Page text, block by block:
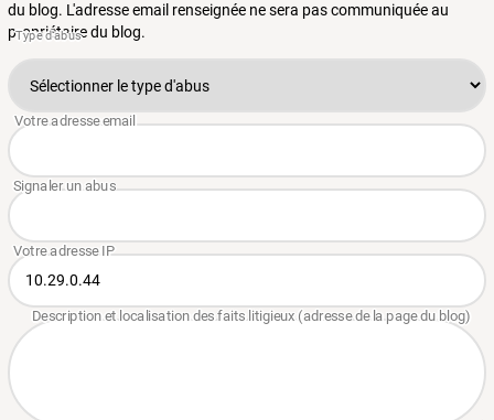
du blog. L'adresse email renseignée ne sera pas communiquée au
propriétaire du blog.